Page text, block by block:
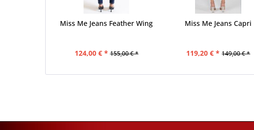
Miss Me Jeans Feather Wing
124,00 € * 155,00 € *
Miss Me Jeans Capri
119,20 € * 149,00 € *